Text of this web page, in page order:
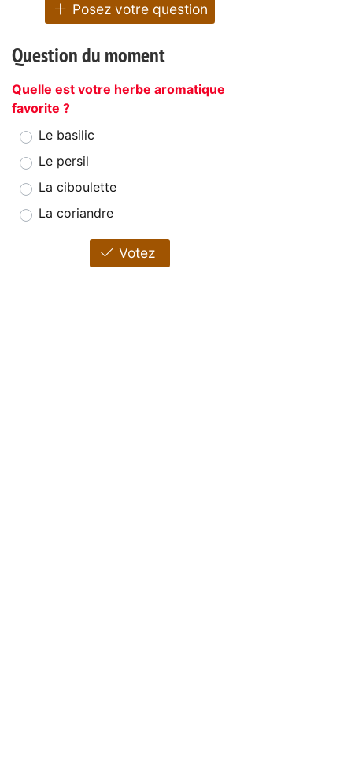
Posez votre question
Question du moment
Quelle est votre herbe aromatique
favorite ?
Le basilic
Le persil
La ciboulette
La coriandre
Votez